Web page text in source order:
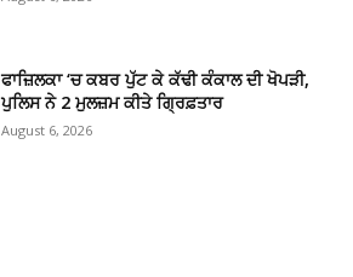
ਫਾਜ਼ਿਲਕਾ ‘ਚ ਕਬਰ ਪੁੱਟ ਕੇ ਕੱਢੀ ਕੰਕਾਲ ਦੀ ਖੋਪੜੀ,
ਪੁਲਿਸ ਨੇ 2 ਮੁਲਜ਼ਮ ਕੀਤੇ ਗ੍ਰਿਫ਼ਤਾਰ
August 6, 2026